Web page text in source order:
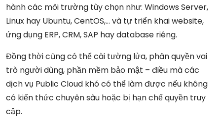
hành các môi trường tùy chọn như: Windows Server,
Linux hay Ubuntu, CentOS,… và tự triển khai website,
ứng dụng ERP, CRM, SAP hay database riêng.
Đồng thời cũng có thể cài tường lửa, phân quyền vai
trò người dùng, phần mềm bảo mật – điều mà các
dịch vụ Public Cloud khó có thể làm được nếu không
có kiến thức chuyên sâu hoặc bị hạn chế quyền truy
cập.